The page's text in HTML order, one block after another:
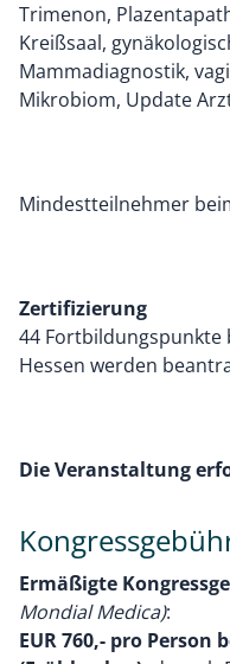
Trimenon,
Kreißsaal,
Mammadiagnostik,
Mikrobiom, Update
Mindestteilnehmer
Zertifizierung
44 Fortbildungspunkte
Hessen werden
Die Veranstaltung
Ermäßigte
Mondial Medica):
EUR 760,- pro Person